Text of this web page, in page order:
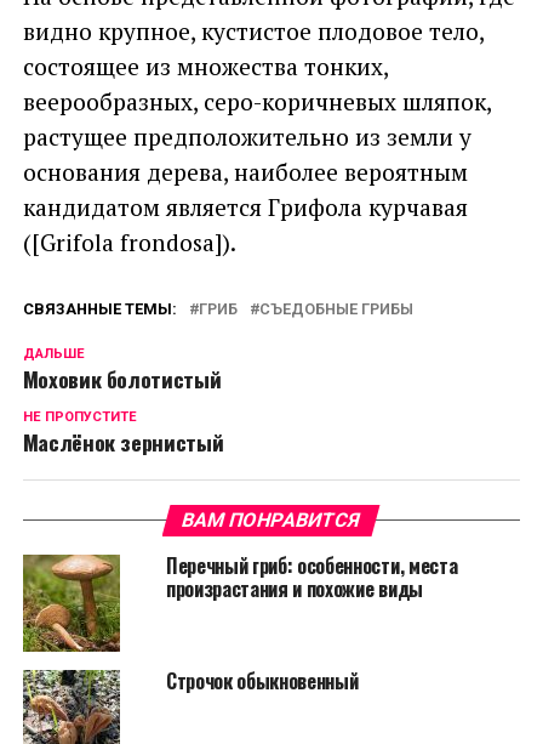
видно крупное, кустистое плодовое тело,
состоящее из множества тонких,
веерообразных, серо-коричневых шляпок,
растущее предположительно из земли у
основания дерева, наиболее вероятным
кандидатом является Грифола курчавая
([Grifola frondosa]).
СВЯЗАННЫЕ ТЕМЫ: ГРИБ СЪЕДОБНЫЕ ГРИБЫ
ДАЛЬШЕ
Моховик болотистый
НЕ ПРОПУСТИТЕ
Маслёнок зернистый
ВАМ ПОНРАВИТСЯ
Перечный гриб: особенности, места
произрастания и похожие виды
Строчок обыкновенный